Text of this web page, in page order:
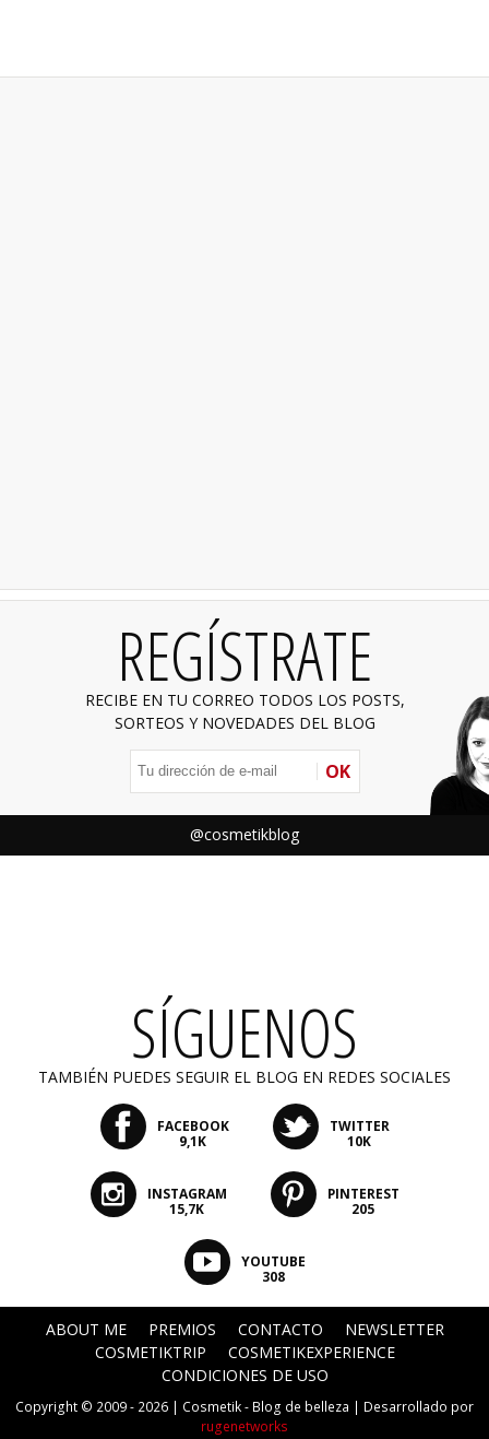
REGÍSTRATE
RECIBE EN TU CORREO TODOS LOS POSTS,
SORTEOS Y NOVEDADES DEL BLOG
OK
@cosmetikblog
SÍGUENOS
TAMBIÉN PUEDES SEGUIR EL BLOG EN REDES SOCIALES
FACEBOOK
9,1K
TWITTER
10K
INSTAGRAM
15,7K
PINTEREST
205
YOUTUBE
308
ABOUT ME PREMIOS CONTACTO
NEWSLETTER
COSMETIKTRIP
COSMETIKEXPERIENCE
CONDICIONES DE USO
Copyright © 2009 - 2026 | Cosmetik - Blog de belleza | Desarrollado por
rugenetworks